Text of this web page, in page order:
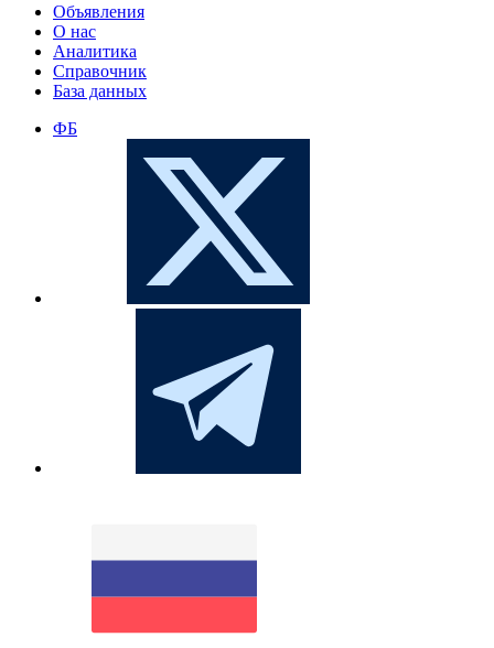
Объявления
О нас
Аналитика
Справочник
База данных
ФБ